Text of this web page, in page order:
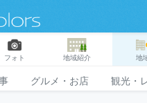
フォト 地域紹介 地
グルメ・お店 観光・